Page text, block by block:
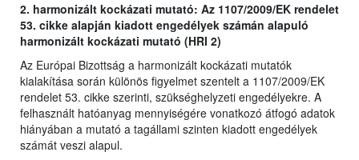
2. harmonizált kockázati mutató: Az 1107/2009/EK rendelet
53. cikke alapján kiadott engedélyek számán alapuló
harmonizált kockázati mutató (HRI 2)
Az Európai Bizottság a harmonizált kockázati mutatók
kialakítása során különös figyelmet szentelt a 1107/2009/EK
rendelet 53. cikke szerinti, szükséghelyzeti engedélyekre. A
felhasznált hatóanyag mennyiségére vonatkozó átfogó adatok
hiányában a mutató a tagállami szinten kiadott engedélyek
számát veszi alapul.